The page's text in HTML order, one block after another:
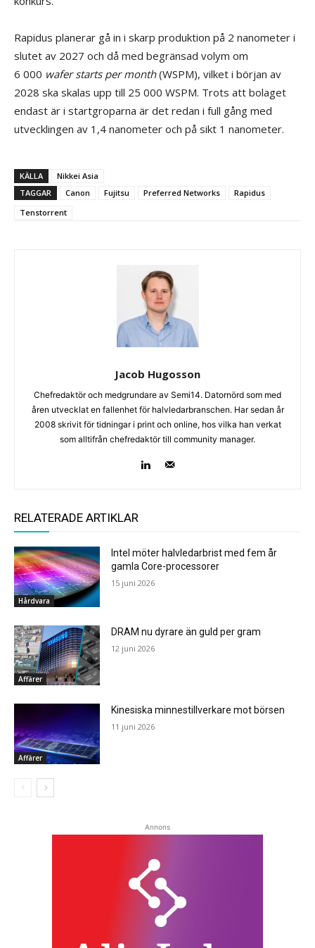
Rapidus planerar gå in i skarp produktion på 2 nanometer i
slutet av 2027 och då med begränsad volym om
6 000 wafer starts per month(WSPM), vilket i början av
2028 ska skalas upp till 25 000 WSPM. Trots att bolaget
endast är i startgroparna är det redan i full gång med
utvecklingen av 1,4 nanometer och på sikt 1 nanometer.
KÄLLA
Nikkei Asia
TAGGAR
Canon Fujitsu Preferred Networks
Rapidus
Tenstorrent
Jacob Hugosson
Chefredaktör och medgrundare av Semi14. Datornörd som med
åren utvecklat en fallenhet för halvledarbranschen. Har sedan år
2008 skrivit för tidningar i print och online, hos vilka han verkat
som alltifrån chefredaktör till community manager.
RELATERADE ARTIKLAR
Hårdvara
Intel möter halvledarbrist med fem år
gamla Core-processorer
15 juni 2026
Affärer
DRAM nu dyrare än guld per gram
12 juni 2026
Affärer
Kinesiska minnestillverkare mot börsen
11 juni 2026
Annons